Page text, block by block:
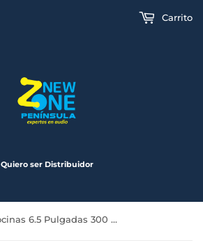
Quiero ser Distribuidor
Carrito
SR-657 Bocinas 6.5 Pulgadas 300 Watts Max 2 Vias Spider